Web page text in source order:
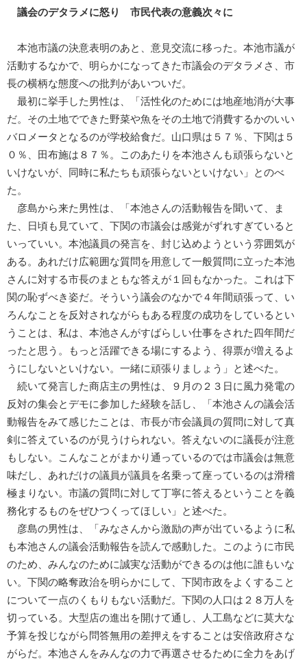
議会のデタラメに怒り 市民代表の意義次々に
本池市議の決意表明のあと、意見交流に移った。本池市議が
活動するなかで、明らかになってきた市議会のデタラメさ、市
長の横柄な態度への批判があいついだ。
最初に挙手した男性は、「活性化のためには地産地消が大事
だ。その土地でできた野菜や魚をその土地で消費するかのいい
バロメータとなるのが学校給食だ。山口県は５７％、下関は５
０％、田布施は８７％。このあたりを本池さんも頑張らないと
いけないが、同時に私たちも頑張らないといけない」とのべ
た。
彦島から来た男性は、「本池さんの活動報告を聞いて、ま
た、日頃も見ていて、下関の市議会は感覚がずれすぎていると
いっていい。本池議員の発言を、封じ込めようという雰囲気が
ある。あれだけ広範囲な質問を用意して一般質問に立った本池
さんに対する市長のまともな答えが１回もなかった。これは下
関の恥ずべき姿だ。そういう議会のなかで４年間頑張って、い
ろんなことを反対されながらもある程度の成功をしているとい
うことは、私は、本池さんがすばらしい仕事をされた四年間だ
ったと思う。もっと活躍できる場にするよう、得票が増えるよ
うにしないといけない。一緒に頑張りましょう」と述べた。
続いて発言した商店主の男性は、９月の２３日に風力発電の
反対の集会とデモに参加した経験を話し、「本池さんの議会活
動報告をみて感じたことは、市長が市会議員の質問に対して真
剣に答えているのが見うけられない。答えないのに議長が注意
もしない。こんなことがまかり通っているのでは市議会は無意
味だし、あれだけの議員が議員を名乗って座っているのは滑稽
極まりない。市議の質問に対して丁寧に答えるということを義
務化するものをぜひつくってほしい」と述べた。
彦島の男性は、「みなさんから激励の声が出ているように私
も本池さんの議会活動報告を読んで感動した。このように市民
のため、みんなのために誠実な活動ができるのは他に誰もいな
い。下関の略奪政治を明らかにして、下関市政をよくすること
について一点のくもりもない活動だ。下関の人口は２８万人を
切っている。大型店の進出を開けて通し、人工島などに莫大な
予算を投じながら問答無用の差押えをすることは安倍政府さな
がらだ。本池さんをみんなの力で再選させるために全力をあげ